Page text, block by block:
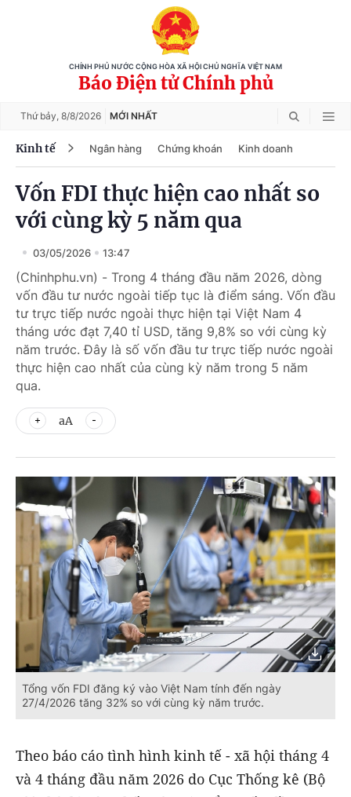
CHÍNH PHỦ NƯỚC CỘNG HÒA XÃ HỘI CHỦ NGHĨA VIỆT NAM
Báo Điện tử Chính phủ
Thứ bảy, 8/8/2026 MỚI NHẤT
Kinh tế Ngân hàng Chứng khoán Kinh doanh
Vốn FDI thực hiện cao nhất so
với cùng kỳ 5 năm qua
03/05/2026 13:47
(Chinhphu.vn) - Trong 4 tháng đầu năm 2026, dòng
vốn đầu tư nước ngoài tiếp tục là điểm sáng. Vốn đầu
tư trực tiếp nước ngoài thực hiện tại Việt Nam 4
tháng ước đạt 7,40 tỉ USD, tăng 9,8% so với cùng kỳ
năm trước. Đây là số vốn đầu tư trực tiếp nước ngoài
thực hiện cao nhất của cùng kỳ năm trong 5 năm
qua.
aA
Tổng vốn FDI đăng ký vào Việt Nam tính đến ngày
27/4/2026 tăng 32% so với cùng kỳ năm trước.
Theo báo cáo tình hình kinh tế - xã hội tháng 4
và 4 tháng đầu năm 2026 do Cục Thống kê (Bộ